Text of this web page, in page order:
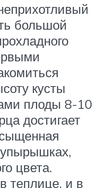
большой
кусты
плоды 8-10
достигает
цвета.
теплице, и в